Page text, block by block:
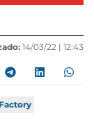
14/03/22 | 12:43